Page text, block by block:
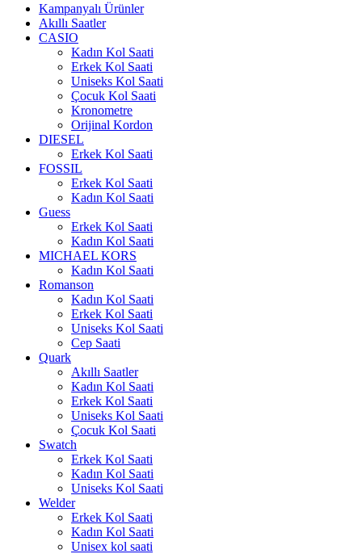
Kampanyalı Ürünler
Akıllı Saatler
CASIO
Kadın Kol Saati
Erkek Kol Saati
Uniseks Kol Saati
Çocuk Kol Saati
Kronometre
Orijinal Kordon
DIESEL
Erkek Kol Saati
FOSSIL
Erkek Kol Saati
Kadın Kol Saati
Guess
Erkek Kol Saati
Kadın Kol Saati
MICHAEL KORS
Kadın Kol Saati
Romanson
Kadın Kol Saati
Erkek Kol Saati
Uniseks Kol Saati
Cep Saati
Quark
Akıllı Saatler
Kadın Kol Saati
Erkek Kol Saati
Uniseks Kol Saati
Çocuk Kol Saati
Swatch
Erkek Kol Saati
Kadın Kol Saati
Uniseks Kol Saati
Welder
Erkek Kol Saati
Kadın Kol Saati
Unisex kol saati